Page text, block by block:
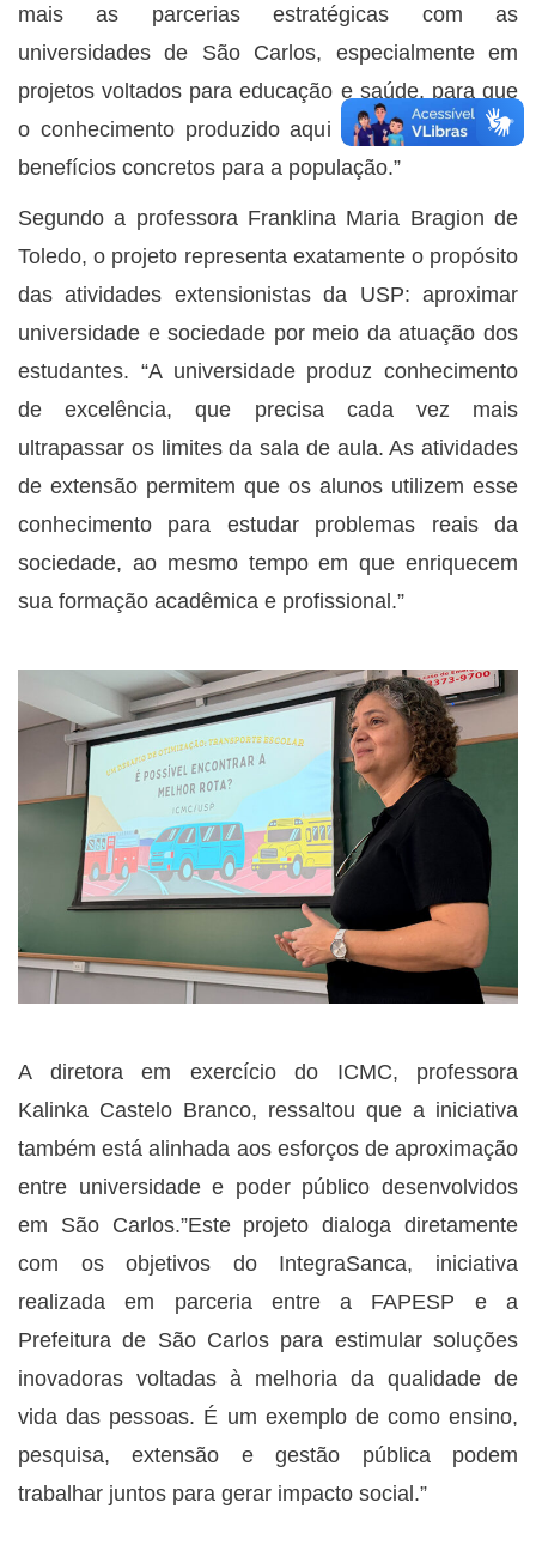
mais as parcerias estratégicas com as
universidades de São Carlos, especialmente em
projetos voltados para educação e saúde, para que
o conhecimento produzido aqui se transforme em
benefícios concretos para a população.”
Segundo a professora Franklina Maria Bragion de
Toledo, o projeto representa exatamente o propósito
das atividades extensionistas da USP: aproximar
universidade e sociedade por meio da atuação dos
estudantes. “A universidade produz conhecimento
de excelência, que precisa cada vez mais
ultrapassar os limites da sala de aula. As atividades
de extensão permitem que os alunos utilizem esse
conhecimento para estudar problemas reais da
sociedade, ao mesmo tempo em que enriquecem
sua formação acadêmica e profissional.”
A diretora em exercício do ICMC, professora
Kalinka Castelo Branco, ressaltou que a iniciativa
também está alinhada aos esforços de aproximação
entre universidade e poder público desenvolvidos
em São Carlos.”Este projeto dialoga diretamente
com os objetivos do IntegraSanca, iniciativa
realizada em parceria entre a FAPESP e a
Prefeitura de São Carlos para estimular soluções
inovadoras voltadas à melhoria da qualidade de
vida das pessoas. É um exemplo de como ensino,
pesquisa, extensão e gestão pública podem
trabalhar juntos para gerar impacto social.”